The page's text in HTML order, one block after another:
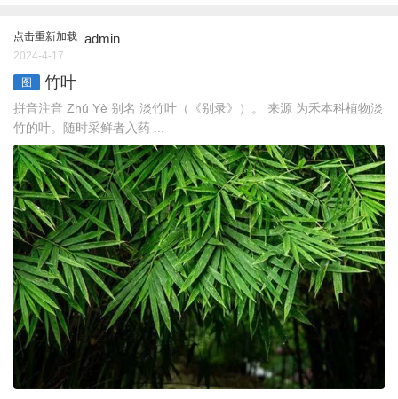
点击重新加载 admin
2024-4-17
图 竹叶
拼音注音 Zhú Yè 别名 淡竹叶（《别录》）。 来源 为禾本科植物淡
竹的叶。随时采鲜者入药 ...